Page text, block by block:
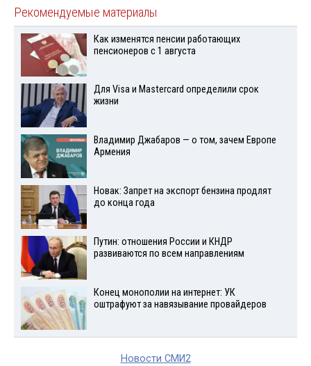
Рекомендуемые материалы
Как изменятся пенсии работающих
пенсионеров с 1 августа
Для Visа и Mastercard определили срок
жизни
Владимир Джабаров — о том, зачем Европе
Армения
Новак: Запрет на экспорт бензина продлят
до конца года
Путин: отношения России и КНДР
развиваются по всем направлениям
Конец монополии на интернет: УК
оштрафуют за навязывание провайдеров
Новости СМИ2